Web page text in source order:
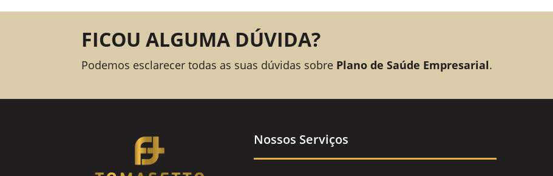
FICOU ALGUMA DÚVIDA?
Podemos esclarecer todas as suas dúvidas sobre Plano de Saúde Empresarial.
Nossos Serviços